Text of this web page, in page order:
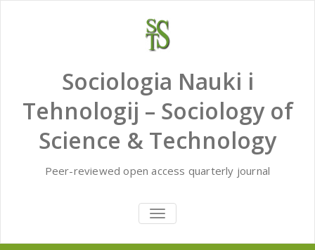
Sociologia Nauki i
Tehnologij – Sociology of
Science & Technology
Peer-reviewed open access quarterly journal
TOGGLE
NAVIGATION